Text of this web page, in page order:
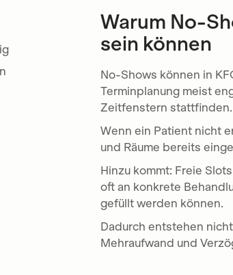
Warum No-
sein können
No-Shows können in
Terminplanung meist
Zeitfenstern stattfinden.
Wenn ein Patient nicht
und Räume bereits
Hinzu kommt: Freie
oft an konkrete
gefüllt werden können.
Dadurch entstehen
Mehraufwand und